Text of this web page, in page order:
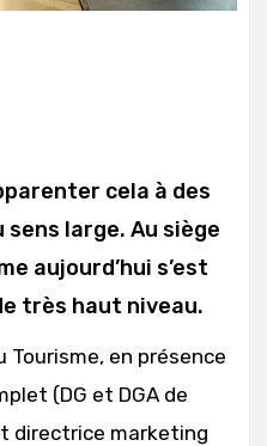
cela à des
large. Au siège
aujourd’hui s’est
très haut niveau.
Tourisme, en présence
(DG et DGA de
directrice marketing